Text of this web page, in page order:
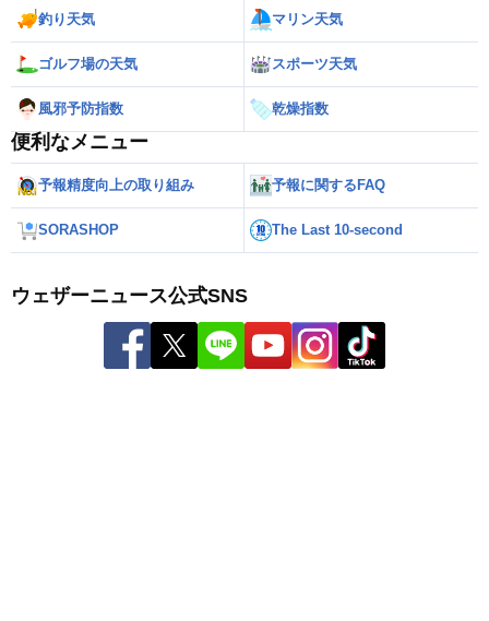
釣り天気 マリン天気
ゴルフ場の天気 スポーツ天気
風邪予防指数 乾燥指数
便利なメニュー
予報精度向上の取り組み 予報に関するFAQ
SORASHOP The Last 10-second
ウェザーニュース公式SNS